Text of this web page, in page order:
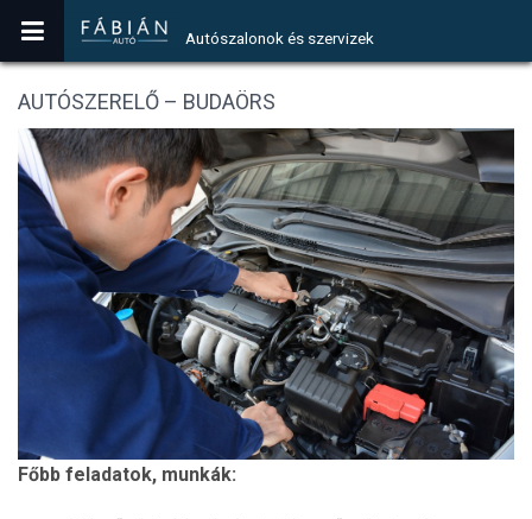
Autószalonok és szervizek
AUTÓSZERELŐ – BUDAÖRS
Főbb feladatok, munkák: